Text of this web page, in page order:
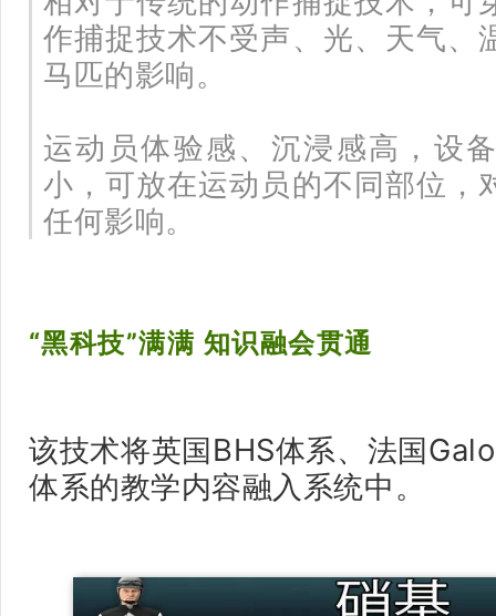
作捕捉技术不受声、光、天气、
马匹的影响。
运动员体验感、沉浸感高，设
小，可放在运动员的不同部位，
任何影响。
“黑科技”满满 知识融会贯通
该技术将英国BHS体系、法国
体系的教学内容融入系统中。